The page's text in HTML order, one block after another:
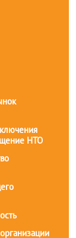
НТО